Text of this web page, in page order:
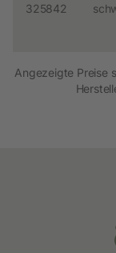
325842
Angezeigte Preise